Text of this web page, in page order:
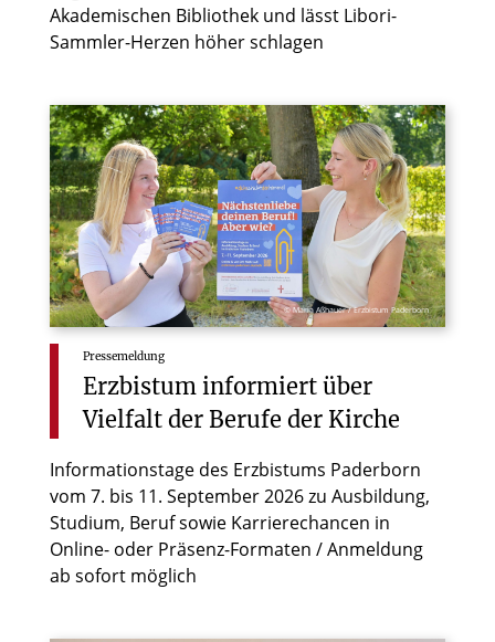
Akademischen Bibliothek und lässt Libori-
Sammler-Herzen höher schlagen
© Maria Aßhauer / Erzbistum Paderborn
Pressemeldung
Erzbistum informiert über
Vielfalt der Berufe der Kirche
Informationstage des Erzbistums Paderborn
vom 7. bis 11. September 2026 zu Ausbildung,
Studium, Beruf sowie Karrierechancen in
Online- oder Präsenz-Formaten / Anmeldung
ab sofort möglich